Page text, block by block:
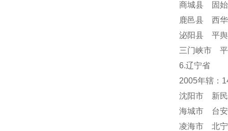
商城县 固
鹿邑县 西
泌阳县 平
三门峡市
6.辽宁省
2005年辖：
沈阳市 新
海城市 台
凌海市 北